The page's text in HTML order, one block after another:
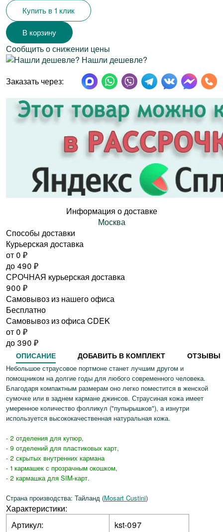
Купить в 1 клик
Сообщить о снижении цены
Нашли дешевле?
Заказать через:
Информация о доставке
Москва
Способы доставки
Курьерская доставка
от 0 ₽
до 490 ₽
СРОЧНАЯ курьерская доставка
900 ₽
Самовывоз из нашего офиса
Бесплатно
Самовывоз из офиса CDEK
от 0 ₽
до 390 ₽
ОПИСАНИЕ ДОБАВИТЬ В КОМПЛЕКТ ОТЗЫВЫ
Небольшое страусовое портмоне станет лучшим другом и
помощником на долгие годы для любого современного человека.
Благодаря компактным размерам оно легко поместится в женской
сумочке или в заднем кармане джинсов. Страусиная кожа имеет
умеренное количество фолликул ("пупырышков"), а изнутри
используется высококачественная натуральная кожа.
- 2 отделения для купюр,
- 9 отделений для пластиковых карт,
- 2 скрытых внутренних кармана
- 1 кармашек с прозрачным окошком,
- 2 кармашка для SIM-карт.
Страна производства: Тайланд (Mosart Custini)
Характеристики:
Артикул:
kst-097